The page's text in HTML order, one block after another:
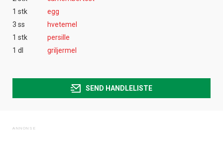
1 stk
egg
3 ss
hvetemel
1 stk
persille
1 dl
griljermel
SEND HANDLELISTE